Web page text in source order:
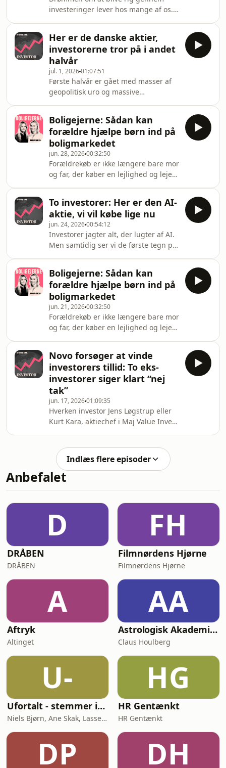
totalafkastet i sin aktiefond Nordic
Compound Invest op på 225 pct. Her
h
investeringer lever hos mange af os.
særudgave af "Sådan investerer jeg"
har vi samlet nogle af de bedste
fortællinger om investeringer, der
ændrede vores gæsters økonomi – og
i flere tilfælde deres liv.Den norske
hotelkonge Petter Stordalen fortæller,
hvordan et enkelt frimærke blev
begynd
Her er de danske aktier,
investorerne tror på i andet
halvår
jul. 1, 202601:07:51
Første halvår er gået med masser af
geopolitisk uro og massive
steget, står det danske
eliteaktieindeks C25 bomstille, men
der er store udsving i enkeltaktierne.I
Danske Bank har Esben Saxbeck
Larsen, chef for danske aktier, købt
Demant til porteføljen sidste år, aktien
er den næstmest stigende C25-aktie i
årets første
Boligejerne: Sådan kan
forældre hjælpe børn ind på
boligmarkedet
jun. 28, 202600:32:50
Forældrekøb er ikke længere bare mor
og far, der køber en lejlighed og lejer
selv står som ejer. Vi gennemgår
mulighederne, skattereglerne og
faldgruberne, før familien kaster sig
ud i boligjagten.Værter: Katrine
Søndermark, journalist på Børsen, og
Mira Lie Nielsen, boligøkonom på
Børsen.Gæst: Mikkel Stausgaard Jen
To investorer: Her er den AI-
aktie, vi vil købe lige nu
jun. 24, 202600:54:12
Investorer jagter alt, der lugter af AI.
Men samtidig ser vi de første tegn på
intelligens i dag? Og findes der også
attraktive muligheder på det danske
aktiemarked, hvor især tre C25-aktier
spås høj vækst det næste årti?Det
undersøger vi sammen
med&nbsp;Nina Movin, adm. direktør
i Otto Mønsteds Fond, og Victor
Fabricius,
Boligejerne: Sådan kan
forældre hjælpe børn ind på
boligmarkedet
jun. 21, 202600:32:50
Forældrekøb er ikke længere bare mor
og far, der køber en lejlighed og lejer
selv står som ejer. Vi gennemgår
mulighederne, skattereglerne og
faldgruberne, før familien kaster sig
ud i boligjagten.Værter: Katrine
Søndermark, journalist på Børsen, og
Mira Lie Nielsen, boligøkonom på
Børsen.Gæst: Mikkel Stausgaard Jen
Novo forsøger at vinde
investorers tillid: To eks-
investorer siger klart “nej
tak”
jun. 17, 202601:09:35
Hverken investor Jens Løgstrup eller
Kurt Kara, aktiechef i Maj Value Invest
prispres og faldende indtjening som
de vigtigste argumenter.De vil heller
ikke røre SpaceX, trods en forrygende
børsdebut og kæmpe
Kara lagt penge i
hardwareproducenten HP, hvor han
forventer at se en for
Indlæs flere episoder
Anbefalet
D
DRÅBEN
DRÅBEN
FH
Filmnørdens Hjørne
Filmnørdens Hjørne
A
Aftryk
Altinget
AA
Astrologisk Akademi's Podcast
Claus Houlberg
U-
Ufortalt - stemmer indefra
Niels Bjørn, Ane Skak, Lasse Soll Sunde
HG
HR Gentænkt
HR Gentænkt
DP DH